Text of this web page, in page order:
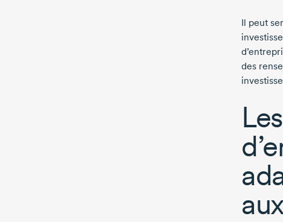
Il peut
des